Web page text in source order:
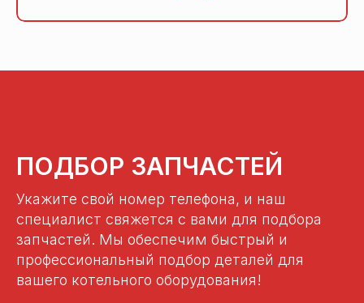
ПОДБОР ЗАПЧАСТЕЙ
Укажите свой номер телефона, и наш
специалист свяжется с вами для подбора
запчастей. Мы обеспечим быстрый и
профессиональный подбор деталей для
вашего котельного оборудования!